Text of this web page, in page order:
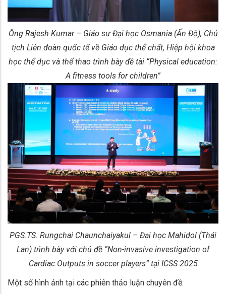
Ông Rajesh Kumar – Giáo sư Đại học Osmania (Ấn Độ), Chủ
tịch Liên đoàn quốc tế về Giáo dục thể chất, Hiệp hội khoa
học thể dục và thể thao trình bày đề tài “Physical education:
A fitness tools for children”
PGS.TS. Rungchai Chaunchaiyakul – Đại học Mahidol (Thái
Lan) trình bày với chủ đề “Non-invasive investigation of
Cardiac Outputs in soccer players” tại ICSS 2025
Một số hình ảnh tại các phiên thảo luận chuyên đề: